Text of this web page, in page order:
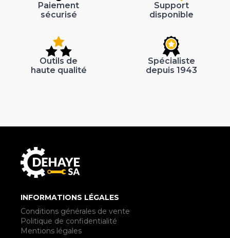
Paiement
sécurisé
Support
disponible
Outils de
haute qualité
Spécialiste
depuis 1943
INFORMATIONS LÉGALES
Conditions générales de vente
Politique de confidentialité
Mentions légales